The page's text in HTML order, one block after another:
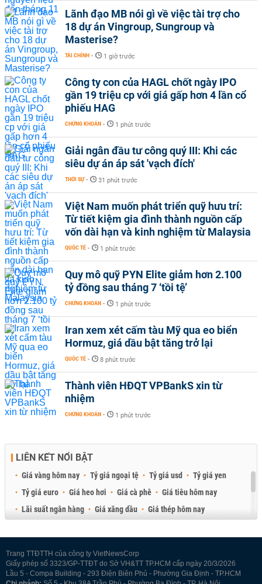
Lãnh đạo MB nói gì về việc tài trợ cho
18 dự án Vingroup, Sungroup và
Masterise?
TÀI CHÍNH - 1 giờ trước
Công ty con của HAGL chốt ngày IPO
gần 19 triệu cp với giá gấp hơn 4 lần cổ
phiếu HAG
CHỨNG KHOÁN - 1 phút trước
Giải ngân đầu tư công quý III: Khi các
siêu dự án áp sát 'vạch đích'
THỜI SỰ - 31 phút trước
Việt Nam muốn phát triển quỹ hưu trí:
Từ tiết kiệm gia đình thành nguồn cấp
vốn dài hạn và kinh nghiệm từ Malaysia
QUỐC TẾ - 1 phút trước
Quy mô quỹ PYN Elite giảm hơn 2.100
tỷ đồng sau tháng 7 ‘tồi tệ’
CHỨNG KHOÁN - 1 phút trước
Iran xem xét cấm tàu Mỹ qua eo biển
Hormuz, giá dầu bật tăng trở lại
QUỐC TẾ - 8 phút trước
Thành viên HĐQT VPBankS xin từ
nhiệm
CHỨNG KHOÁN - 1 phút trước
LIÊN KẾT NỔI BẬT
Giá vàng hôm nay Tỷ giá ngoại tệ Tỷ giá usd
Tỷ giá yen
Tỷ giá euro
Giá heo hơi Giá cà phê
Giá tiêu hôm nay
Lãi suất ngân hàng
Giá xăng dầu
Giá thép hôm nay
Trang TTĐTTH của công ty VietNewsCorp
Giấy phép số 3323/GP-TTĐT do Sở VH&TT TP.HCM cấp ngày 20/3/2026
Lầu 5 - Compa Building - 293 Điện Biên Phủ - Phường Gia Định - TP.HCM